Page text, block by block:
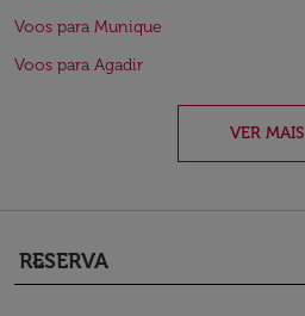
Voos para Munique
Voos para Agadir
VER MAIS
RESERVA
keyboard_arrow_down